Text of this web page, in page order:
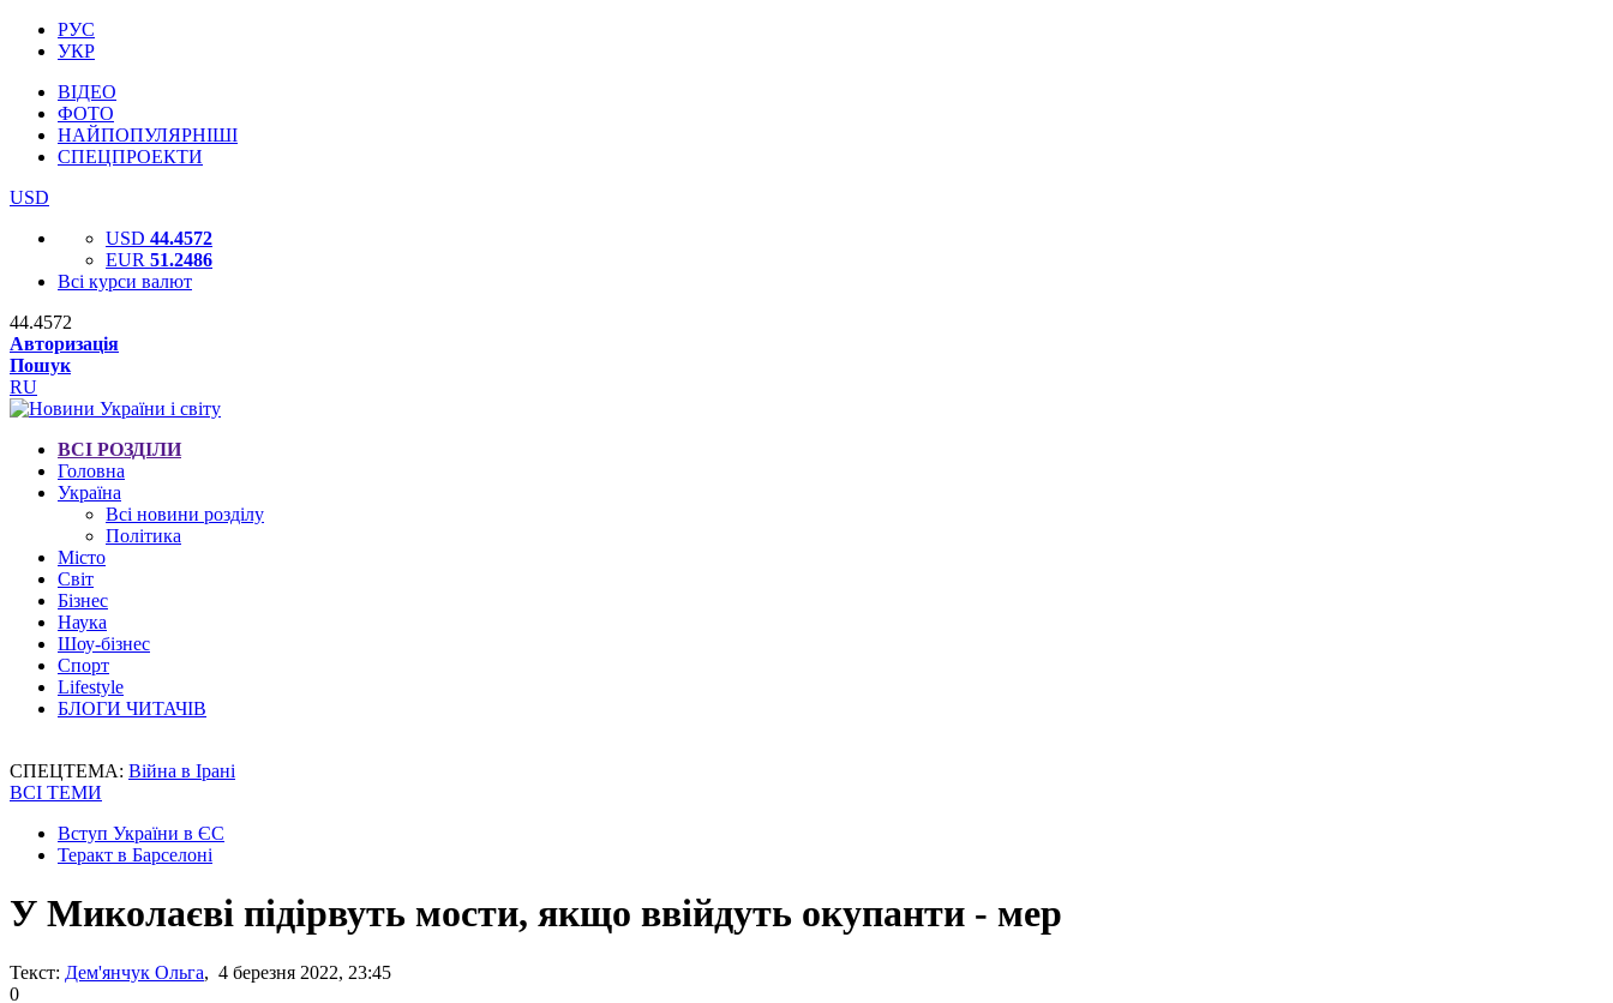
РУС
УКР
ВІДЕО
ФОТО
НАЙПОПУЛЯРНІШІ
СПЕЦПРОЕКТИ
USD
USD 44.4572
EUR 51.2486
Всі курси валют
44.4572
Авторизація
Пошук
RU
ВСІ РОЗДІЛИ
Головна
Україна
Всі новини розділу
Політика
Місто
Світ
Бізнес
Наука
Шоу-бізнес
Спорт
Lifestyle
БЛОГИ ЧИТАЧІВ
СПЕЦТЕМА: Війна в Ірані
ВСІ ТЕМИ
Вступ України в ЄС
Теракт в Барселоні
У Миколаєві підірвуть мости, якщо ввійдуть окупанти - мер
Текст: Дем'янчук Ольга, 4 березня 2022, 23:45
0